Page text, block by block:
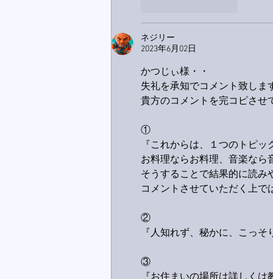
ネジリー
2023年6月02日
かつじぃ様・・
失礼を承知でコメント致しま
貴方のコメントを完コピさせ
①
『これからは、１つのトピ
お料理ならお料理、音楽なら
そうすることで結果的に読み
コメントさせていただく上
②
『人知れず、秘かに、こっ
③